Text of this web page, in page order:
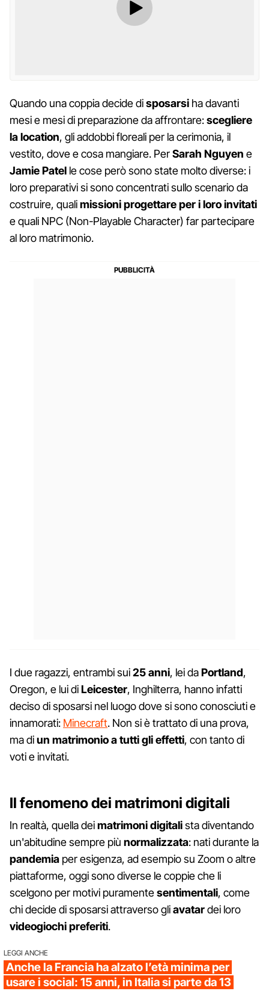
Quando una coppia decide disposarsi ha davanti
mesi e mesi di preparazione da affrontare:scegliere
la location, gli addobbi floreali per la cerimonia, il
vestito, dove e cosa mangiare. PerSarah Nguyen e
Jamie Patel le cose però sono state molto diverse: i
loro preparativi si sono concentrati sullo scenario da
costruire, qualimissioni progettare per i loro invitati
e quali NPC (Non-Playable Character) far partecipare
al loro matrimonio.
I due ragazzi, entrambi sui25 anni, lei daPortland,
Oregon, e lui diLeicester, Inghilterra, hanno infatti
deciso di sposarsi nel luogo dove si sono conosciuti e
innamorati: Minecraft. Non si è trattato di una prova,
ma diun matrimonio a tutti gli effetti, con tanto di
voti e invitati.
Il fenomeno dei matrimoni digitali
In realtà, quella deimatrimoni digitalista diventando
un'abitudine sempre più normalizzata: nati durante la
pandemia per esigenza, ad esempio su Zoom o altre
piattaforme, oggi sono diverse le coppie che li
scelgono per motivi puramentesentimentali, come
chi decide di sposarsi attraverso gliavatardei loro
videogiochi preferiti.
LEGGI ANCHE
Anche la Francia ha alzato l’età minima per
usare i social: 15 anni, in Italia si parte da 13